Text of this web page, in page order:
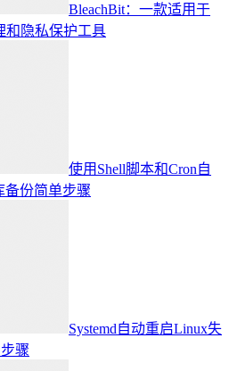
BleachBit：一款适用于
和隐私保护工具
使用Shell脚本和Cron自
备份简单步骤
Systemd自动重启Linux失
骤